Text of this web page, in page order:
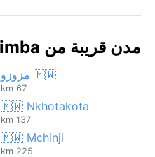
مدن قريبة من Mzimba (ضمن 300 كم)
🇲🇼 مزوزو
67 km
🇲🇼 Nkhotakota
137 km
🇲🇼 Mchinji
225 km